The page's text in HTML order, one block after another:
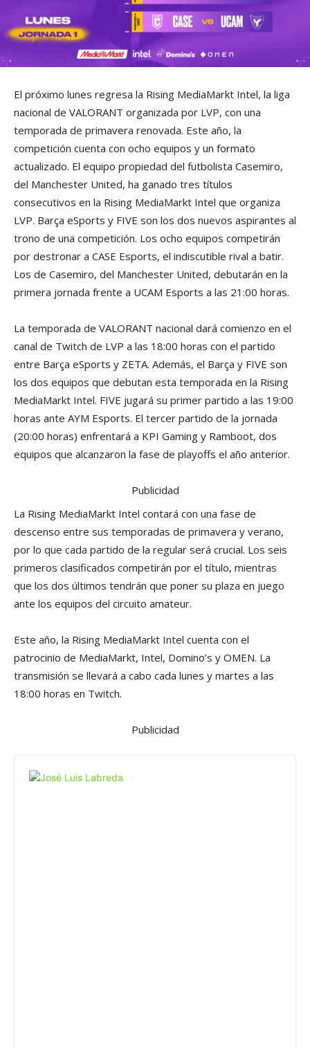
El próximo lunes regresa la Rising MediaMarkt Intel, la liga
nacional de VALORANT organizada por LVP, con una
temporada de primavera renovada. Este año, la
competición cuenta con ocho equipos y un formato
actualizado. El equipo propiedad del futbolista Casemiro,
del Manchester United, ha ganado tres títulos
consecutivos en la Rising MediaMarkt Intel que organiza
LVP. Barça eSports y FIVE son los dos nuevos aspirantes al
trono de una competición. Los ocho equipos competirán
por destronar a CASE Esports, el indiscutible rival a batir.
Los de Casemiro, del Manchester United, debutarán en la
primera jornada frente a UCAM Esports a las 21:00 horas.
La temporada de VALORANT nacional dará comienzo en el
canal de Twitch de LVP a las 18:00 horas con el partido
entre Barça eSports y ZETA. Además, el Barça y FIVE son
los dos equipos que debutan esta temporada en la Rising
MediaMarkt Intel. FIVE jugará su primer partido a las 19:00
horas ante AYM Esports. El tercer partido de la jornada
(20:00 horas) enfrentará a KPI Gaming y Ramboot, dos
equipos que alcanzaron la fase de playoffs el año anterior.
Publicidad
La Rising MediaMarkt Intel contará con una fase de
descenso entre sus temporadas de primavera y verano,
por lo que cada partido de la regular será crucial. Los seis
primeros clasificados competirán por el título, mientras
que los dos últimos tendrán que poner su plaza en juego
ante los equipos del circuito amateur.
Este año, la Rising MediaMarkt Intel cuenta con el
patrocinio de MediaMarkt, Intel, Domino’s y OMEN. La
transmisión se llevará a cabo cada lunes y martes a las
18:00 horas en Twitch.
Publicidad